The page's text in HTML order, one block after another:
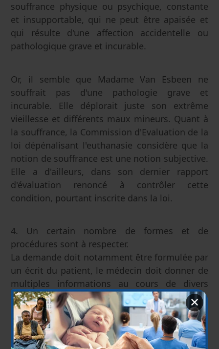
souffrance physique ou psychique, constante
et insupportable, qui ne peut être apaisée et
qui résulte d'une affection accidentelle ou
pathologique grave et incurable.
Or, il semble que Madame Van Esbeen ne
souffrait pas d'une pathologie grave et
incurable. Elle déplorait juste son extrême
vieillesse et différents maux mineurs. Quant à
la souffrance, la Commission d'Evaluation de la
loi dépénalisant l'euthanasie considère que la
notion de souffrance est une notion subjective.
Elle a d'ailleurs, dans son dernier rapport
d'évaluation renoncé à contrôler cette
condition, pourtant inscrite dans la loi.
4. Un certain nombre de formes et de
procédures sont à respecter.
La demande doit notamment être formulée par
un écrit du patient, le médecin doit donner de
multiples informations au cours de divers
entretiens, consulter un autre médecin,…
5. L'euthanasie doit être pratiquée par un
médecin.
✕